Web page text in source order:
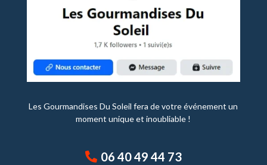
Les Gourmandises Du Soleil fera de votre événement un
moment unique et inoubliable !
06 40 49 44 73